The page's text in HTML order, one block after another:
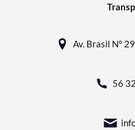
Av. Brasil N°
56